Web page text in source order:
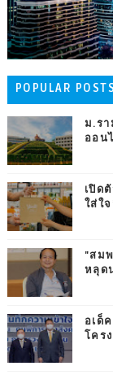
POPULAR POSTS
ม.ร
ออน
เปิด
ใส่ใ
"สม
หลุด
อเด็
โคร